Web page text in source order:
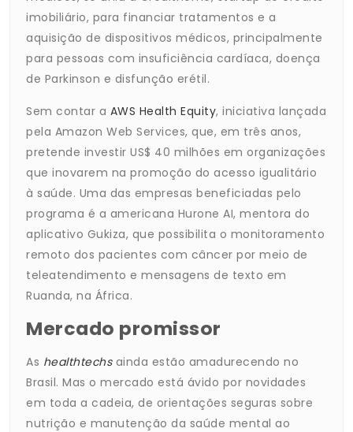
imobiliário, para financiar tratamentos e a
aquisição de dispositivos médicos, principalmente
para pessoas com insuficiência cardíaca, doença
de Parkinson e disfunção erétil.
Sem contar a AWS Health Equity, iniciativa lançada
pela Amazon Web Services, que, em três anos,
pretende investir US$ 40 milhões em organizações
que inovarem na promoção do acesso igualitário
à saúde. Uma das empresas beneficiadas pelo
programa é a americana Hurone AI, mentora do
aplicativo Gukiza, que possibilita o monitoramento
remoto dos pacientes com câncer por meio de
teleatendimento e mensagens de texto em
Ruanda, na África.
Mercado promissor
As healthtechsainda estão amadurecendo no
Brasil. Mas o mercado está ávido por novidades
em toda a cadeia, de orientações seguras sobre
nutrição e manutenção da saúde mental ao